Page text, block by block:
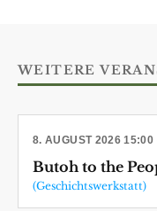
WEITERE
8. AUGUST 2026 15:00
Butoh to the
(Geschichtswerkstatt)